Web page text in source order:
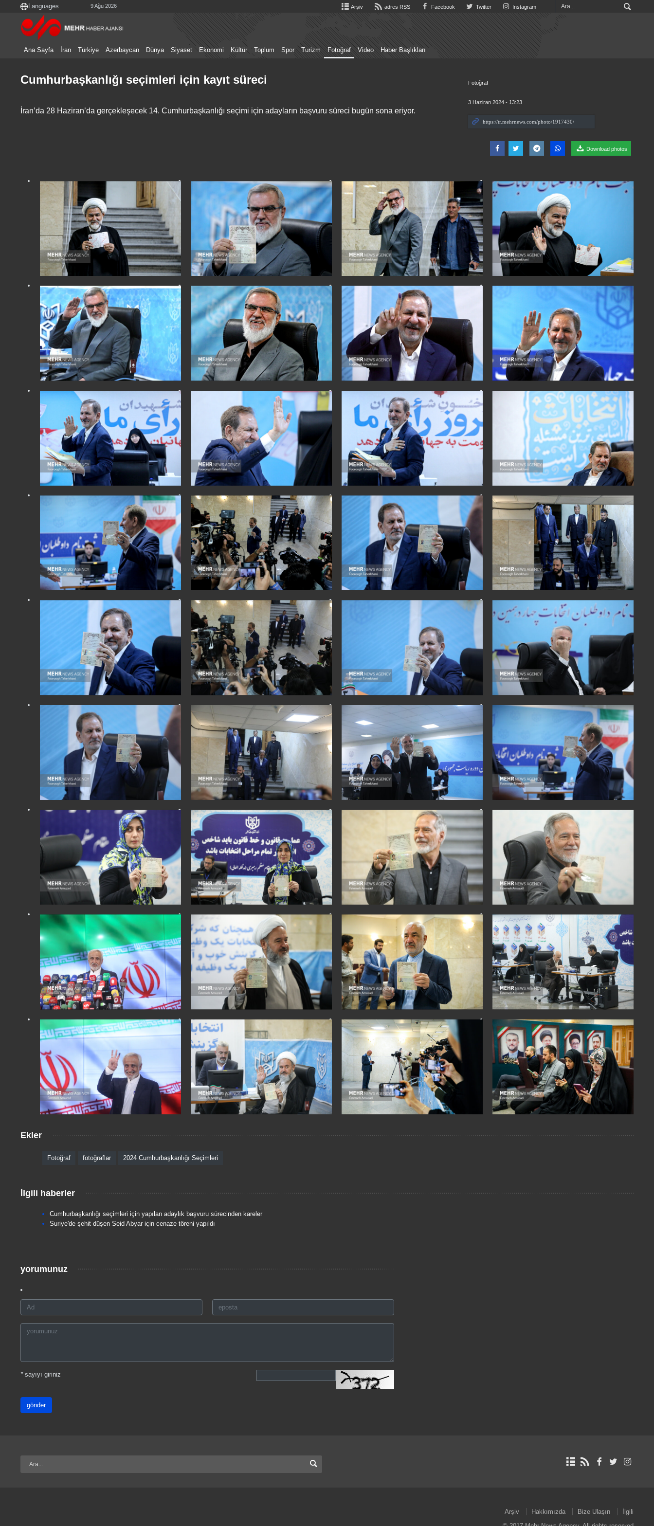
9 Ağu 2026 Arşiv adres RSS Facebook Twitter Instagram
Ana Sayfa İran Türkiye Azerbaycan Dünya Siyaset Ekonomi Kültür Toplum Spor Turizm Fotoğraf Video Haber Başlıkları
Fotoğraf
3 Haziran 2024 - 13:23
Download photos
Cumhurbaşkanlığı seçimleri için kayıt süreci
İran’da 28 Haziran’da gerçekleşecek 14. Cumhurbaşkanlığı seçimi için adayların başvuru süreci bugün sona eriyor.
Ekler
Fotoğraf fotoğraflar 2024 Cumhurbaşkanlığı Seçimleri
İlgili haberler
Cumhurbaşkanlığı seçimleri için yapılan adaylık başvuru sürecinden kareler
Suriye'de şehit düşen Seid Abyar için cenaze töreni yapıldı
yorumunuz
*sayıyı giriniz
gönder
Arşiv Hakkımızda Bize Ulaşın
İlgili